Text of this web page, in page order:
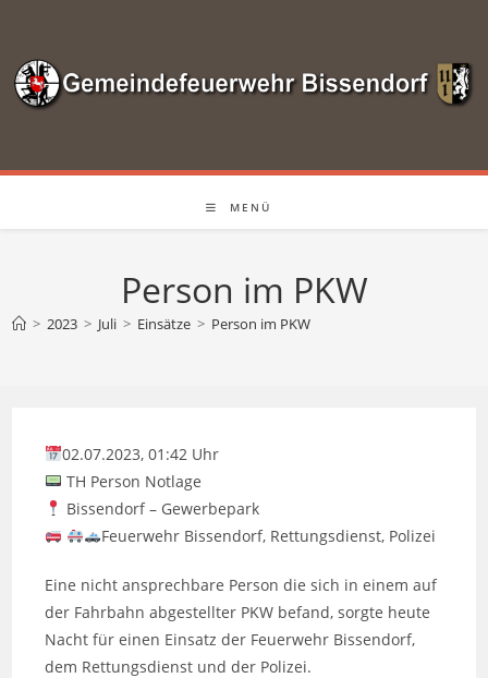
springen
MENÜ
Person im PKW
> 2023 > Juli > Einsätze > Person im PKW
02.07.2023, 01:42 Uhr
TH Person Notlage
Bissendorf – Gewerbepark
Feuerwehr Bissendorf, Rettungsdienst, Polizei
Eine nicht ansprechbare Person die sich in einem auf
der Fahrbahn abgestellter PKW befand, sorgte heute
Nacht für einen Einsatz der Feuerwehr Bissendorf,
dem Rettungsdienst und der Polizei.